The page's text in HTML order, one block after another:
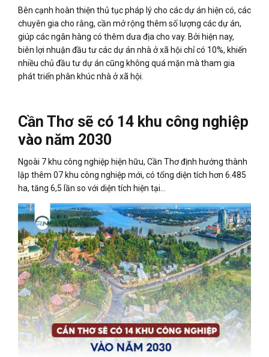
Bên cạnh hoàn thiện thủ tục pháp lý cho các dự án hiện có, các
chuyên gia cho rằng, cần mở rộng thêm số lượng các dự án,
giúp các ngân hàng có thêm dưa địa cho vay. Bởi hiện nay,
biên lợi nhuận đầu tư các dự án nhà ở xã hội chỉ có 10%, khiến
nhiều chủ đầu tư dự án cũng không quá mặn mà tham gia
phát triển phân khúc nhà ở xã hội.
Cần Thơ sẽ có 14 khu công nghiệp
vào năm 2030
Ngoài 7 khu công nghiệp hiện hữu, Cần Thơ định hướng thành
lập thêm 07 khu công nghiệp mới, có tổng diện tích hơn 6.485
ha, tăng 6,5 lần so với diện tích hiện tại…